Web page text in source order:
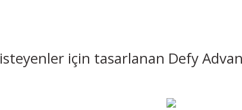
için tasarlanan Defy